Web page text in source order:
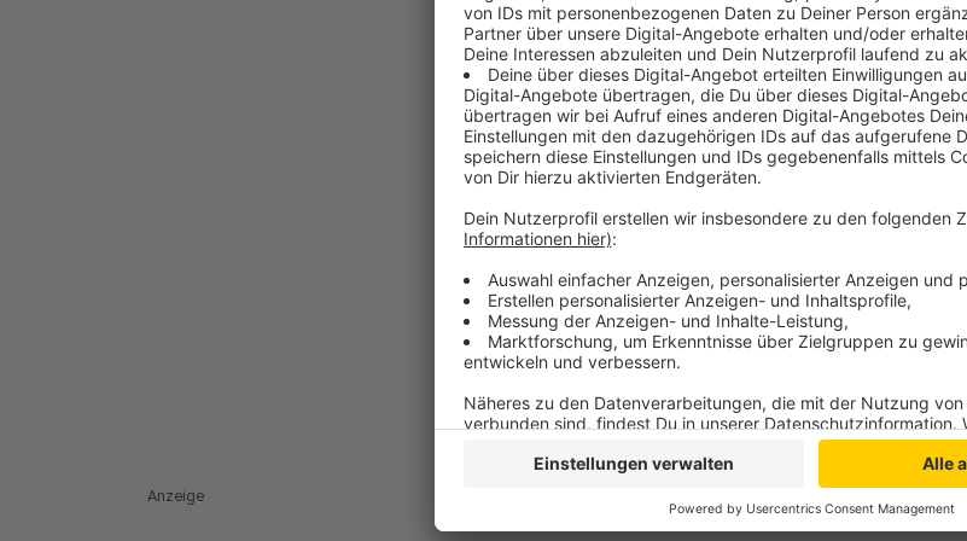
Anzeige
Von diesen Anträgen wurden bislang
Euro, heißt es in einer Mitteilung.
Größenordnung von 200.000 Euro.
Wirtschaftsförderungsprogramm
unterstützt und Unternehmen zu
geschaffen werden, erhalten sie bis
Anzeige
Anzeige